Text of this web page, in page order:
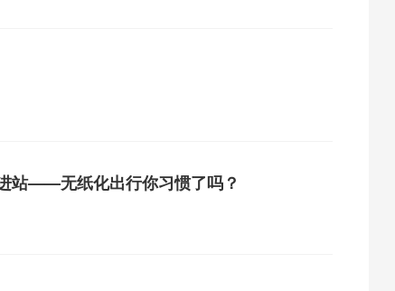
站——无纸化出行你习惯了吗？